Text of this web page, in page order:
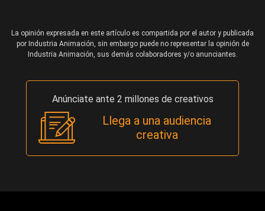
La opinión expresada en este artículo es compartida por el autor y publicada
por Industria Animación, sin embargo puede no representar la opinión de
Industria Animación, sus demás colaboradores y/o anunciantes.
Anúnciate ante 2 millones de creativos
Llega a una audiencia
creativa